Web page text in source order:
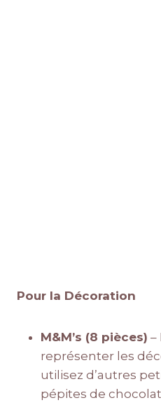
Pour la Décoration
M&M’s (8 pièces) –
représenter les
utilisez d’autres
pépites de